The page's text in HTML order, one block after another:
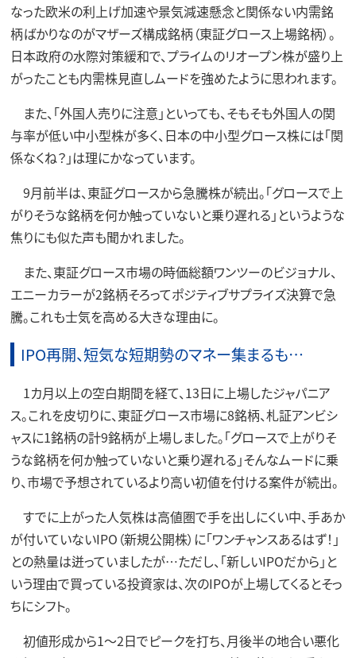
なった欧米の利上げ加速や景気減速懸念と関係ない内需銘
柄ばかりなのがマザーズ構成銘柄（東証グロース上場銘柄）。
日本政府の水際対策緩和で、プライムのリオープン株が盛り上
がったことも内需株見直しムードを強めたように思われます。
また、「外国人売りに注意」といっても、そもそも外国人の関
与率が低い中小型株が多く、日本の中小型グロース株には「関
係なくね？」は理にかなっています。
9月前半は、東証グロースから急騰株が続出。「グロースで上
がりそうな銘柄を何か触っていないと乗り遅れる」というような
焦りにも似た声も聞かれました。
また、東証グロース市場の時価総額ワンツーのビジョナル、
エニーカラーが2銘柄そろってポジティブサプライズ決算で急
騰。これも士気を高める大きな理由に。
IPO再開、短気な短期勢のマネー集まるも…
1カ月以上の空白期間を経て、13日に上場したジャパニア
ス。これを皮切りに、東証グロース市場に8銘柄、札証アンビシ
ャスに1銘柄の計9銘柄が上場しました。「グロースで上がりそ
うな銘柄を何か触っていないと乗り遅れる」そんなムードに乗
り、市場で予想されているより高い初値を付ける案件が続出。
すでに上がった人気株は高値圏で手を出しにくい中、手あか
が付いていないIPO（新規公開株）に「ワンチャンスあるはず！」
との熱量は迸っていましたが…ただし、「新しいIPOだから」と
いう理由で買っている投資家は、次のIPOが上場してくるとそっ
ちにシフト。
初値形成から1～2日でピークを打ち、月後半の地合い悪化